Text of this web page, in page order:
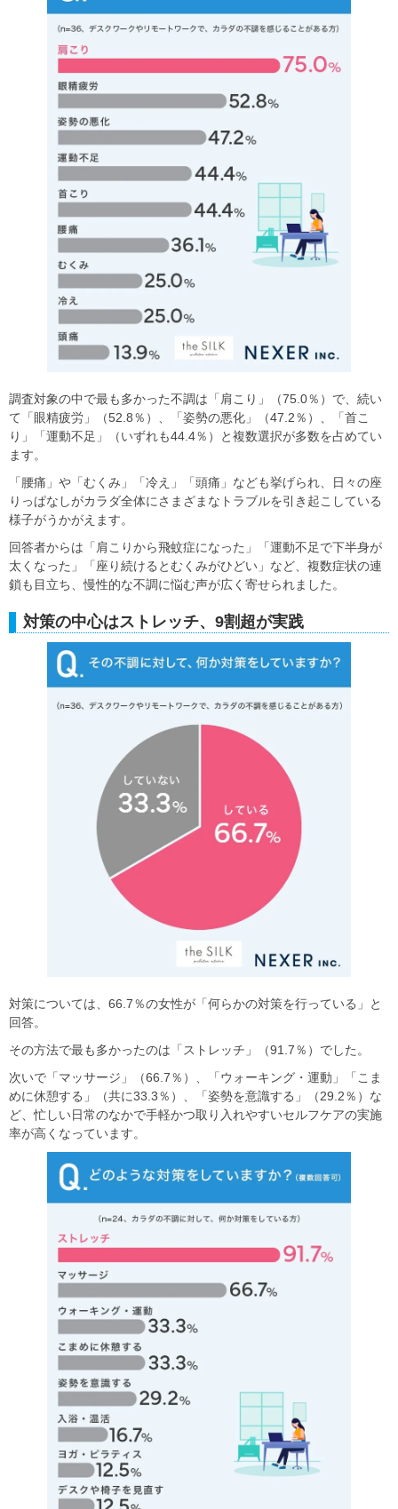
調査対象の中で最も多かった不調は「肩こり」（75.0％）で、続い
て「眼精疲労」（52.8％）、「姿勢の悪化」（47.2％）、「首こ
り」「運動不足」（いずれも44.4％）と複数選択が多数を占めてい
ます。
「腰痛」や「むくみ」「冷え」「頭痛」なども挙げられ、日々の座
りっぱなしがカラダ全体にさまざまなトラブルを引き起こしている
様子がうかがえます。
回答者からは「肩こりから飛蚊症になった」「運動不足で下半身が
太くなった」「座り続けるとむくみがひどい」など、複数症状の連
鎖も目立ち、慢性的な不調に悩む声が広く寄せられました。
対策の中心はストレッチ、9割超が実践
対策については、66.7％の女性が「何らかの対策を行っている」と
回答。
その方法で最も多かったのは「ストレッチ」（91.7％）でした。
次いで「マッサージ」（66.7％）、「ウォーキング・運動」「こま
めに休憩する」（共に33.3％）、「姿勢を意識する」（29.2％）な
ど、忙しい日常のなかで手軽かつ取り入れやすいセルフケアの実施
率が高くなっています。